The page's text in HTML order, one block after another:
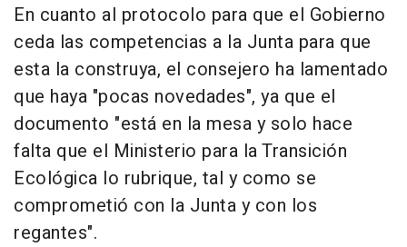
En cuanto al protocolo para que el Gobierno
ceda las competencias a la Junta para que
esta la construya, el consejero ha lamentado
que haya "pocas novedades", ya que el
documento "está en la mesa y solo hace
falta que el Ministerio para la Transición
Ecológica lo rubrique, tal y como se
comprometió con la Junta y con los
regantes".